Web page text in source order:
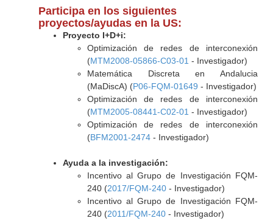
Participa en los siguientes
proyectos/ayudas en la US:
Proyecto I+D+i:
Optimización de redes de interconexión
(MTM2008-05866-C03-01 - Investigador)
Matemática Discreta en Andalucia
(MaDiscA) (P06-FQM-01649 - Investigador)
Optimización de redes de interconexión
(MTM2005-08441-C02-01 - Investigador)
Optimización de redes de interconexión
(BFM2001-2474- Investigador)
Ayuda a la investigación:
Incentivo al Grupo de Investigación FQM-
240 (2017/FQM-240- Investigador)
Incentivo al Grupo de Investigación FQM-
240 (2011/FQM-240- Investigador)